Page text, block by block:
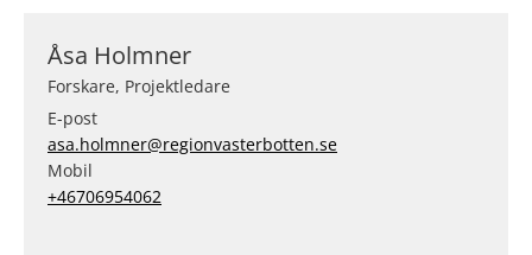
Åsa Holmner
Forskare, Projektledare
E-post
asa.holmner@regionvasterbotten.se
Mobil
+46706954062